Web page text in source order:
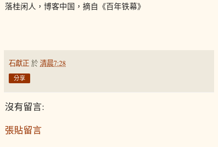
落桂闲人，博客中国，摘自《百年铁幕》
石獻正 於 清晨7:28
分享
沒有留言:
張貼留言